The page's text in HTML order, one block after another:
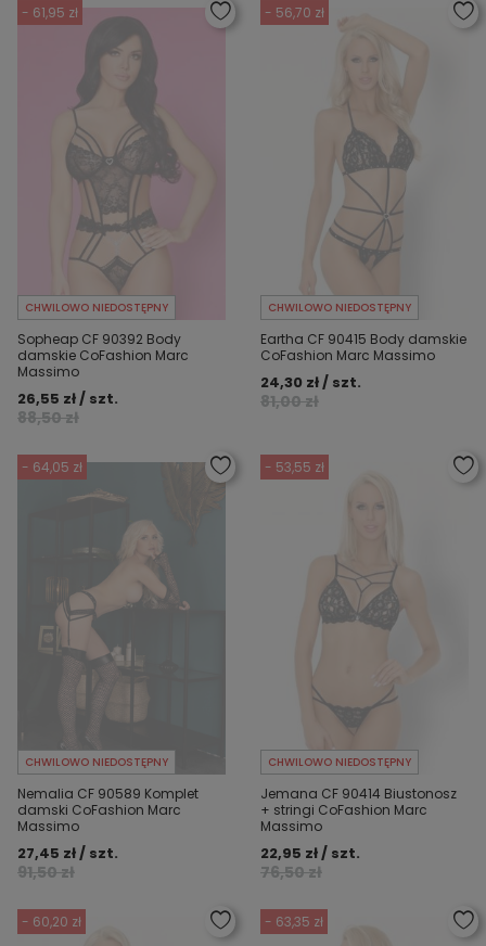
- 61,95 zł
CHWILOWO NIEDOSTĘPNY
Sopheap CF 90392 Body
damskie CoFashion Marc
Massimo
88,50 zł
26,55 zł / szt.
- 56,70 zł
CHWILOWO NIEDOSTĘPNY
Eartha CF 90415 Body damskie
CoFashion Marc Massimo
81,00 zł
24,30 zł / szt.
- 64,05 zł
CHWILOWO NIEDOSTĘPNY
Nemalia CF 90589 Komplet
damski CoFashion Marc
Massimo
91,50 zł
27,45 zł / szt.
- 53,55 zł
CHWILOWO NIEDOSTĘPNY
Jemana CF 90414 Biustonosz
+ stringi CoFashion Marc
Massimo
76,50 zł
22,95 zł / szt.
- 60,20 zł - 63,35 zł